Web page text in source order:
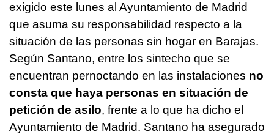
exigido este lunes al Ayuntamiento de Madrid
que asuma su responsabilidad respecto a la
situación de las personas sin hogar en Barajas.
Según Santano, entre los sintecho que se
encuentran pernoctando en las instalaciones no
consta que haya personas en situación de
petición de asilo, frente a lo que ha dicho el
Ayuntamiento de Madrid. Santano ha asegurado